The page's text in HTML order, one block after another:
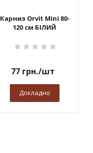
Карниз Orvit Mini 80-
120 см БІЛИЙ
77грн./шт
Докладно